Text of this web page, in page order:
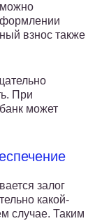
взнос также
При
может
залог
какой-
случае. Таким